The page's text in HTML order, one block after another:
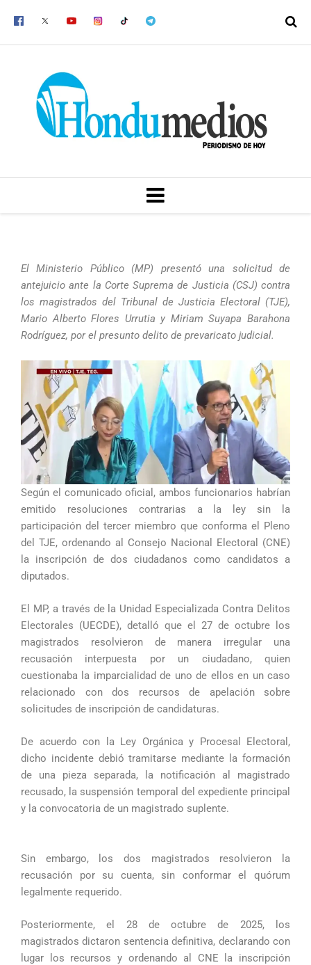
MENU
El Ministerio Público (MP) presentó una solicitud de
antejuicio ante la Corte Suprema de Justicia (CSJ) contra
los magistrados del Tribunal de Justicia Electoral (TJE),
Mario Alberto Flores Urrutia y Miriam Suyapa Barahona
Rodríguez, por el presunto delito de prevaricato judicial.
Según el comunicado oficial, ambos funcionarios habrían
emitido resoluciones contrarias a la ley sin la
participación del tercer miembro que conforma el Pleno
del TJE, ordenando al Consejo Nacional Electoral (CNE)
la inscripción de dos ciudadanos como candidatos a
diputados.
El MP, a través de la Unidad Especializada Contra Delitos
Electorales (UECDE), detalló que el 27 de octubre los
magistrados resolvieron de manera irregular una
recusación interpuesta por un ciudadano, quien
cuestionaba la imparcialidad de uno de ellos en un caso
relacionado con dos recursos de apelación sobre
solicitudes de inscripción de candidaturas.
De acuerdo con la Ley Orgánica y Procesal Electoral,
dicho incidente debió tramitarse mediante la formación
de una pieza separada, la notificación al magistrado
recusado, la suspensión temporal del expediente principal
y la convocatoria de un magistrado suplente.
Sin embargo, los dos magistrados resolvieron la
recusación por su cuenta, sin conformar el quórum
legalmente requerido.
Posteriormente, el 28 de octubre de 2025, los
magistrados dictaron sentencia definitiva, declarando con
lugar los recursos y ordenando al CNE la inscripción